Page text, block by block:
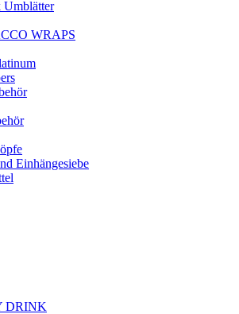
Umblätter
WRAPS
Einhängesiebe
DRINK